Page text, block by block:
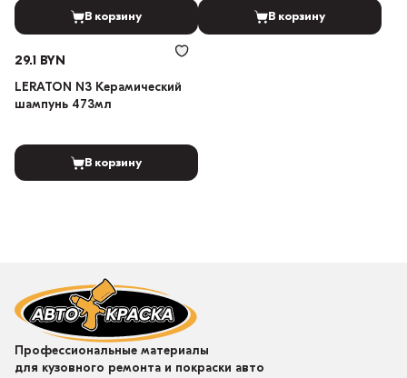
В корзину В корзину
29.1 BYN
LERATON N3 Керамический
шампунь 473мл
В корзину
Профессиональные материалы
для кузовного ремонта и покраски авто